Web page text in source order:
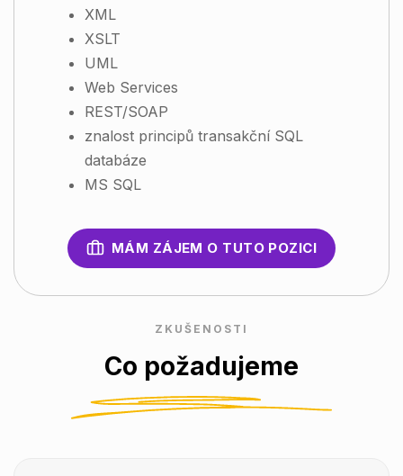
XML
XSLT
UML
Web Services
REST/SOAP
znalost principů transakční SQL
databáze
MS SQL
MÁM ZÁJEM O TUTO POZICI
ZKUŠENOSTI
Co požadujeme